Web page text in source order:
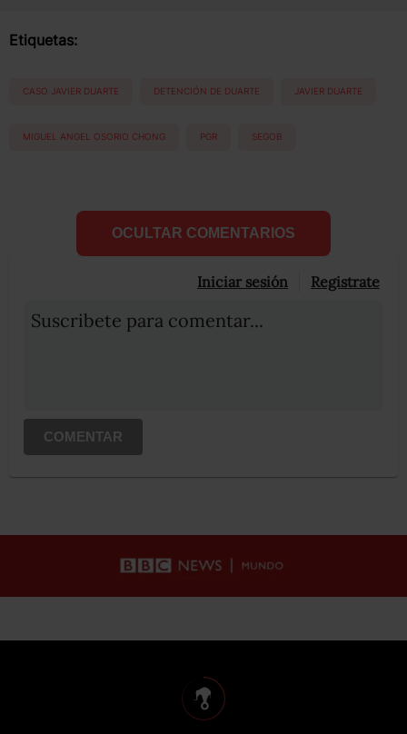
Etiquetas:
CASO JAVIER DUARTE DETENCIÓN DE DUARTE JAVIER DUARTE
MIGUEL ANGEL OSORIO CHONG PGR SEGOB
OCULTAR COMENTARIOS
Iniciar sesión Registrate
Suscribete para comentar...
COMENTAR